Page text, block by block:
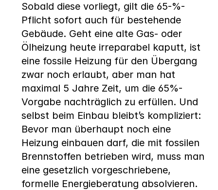
Sobald diese vorliegt, gilt die 65-%-
Pflicht sofort auch für bestehende
Gebäude. Geht eine alte Gas- oder
Ölheizung heute irreparabel kaputt, ist
eine fossile Heizung für den Übergang
zwar noch erlaubt, aber man hat
maximal 5 Jahre Zeit, um die 65%-
Vorgabe nachträglich zu erfüllen. Und
selbst beim Einbau bleibt’s kompliziert:
Bevor man überhaupt noch eine
Heizung einbauen darf, die mit fossilen
Brennstoffen betrieben wird, muss man
eine gesetzlich vorgeschriebene,
formelle Energieberatung absolvieren.